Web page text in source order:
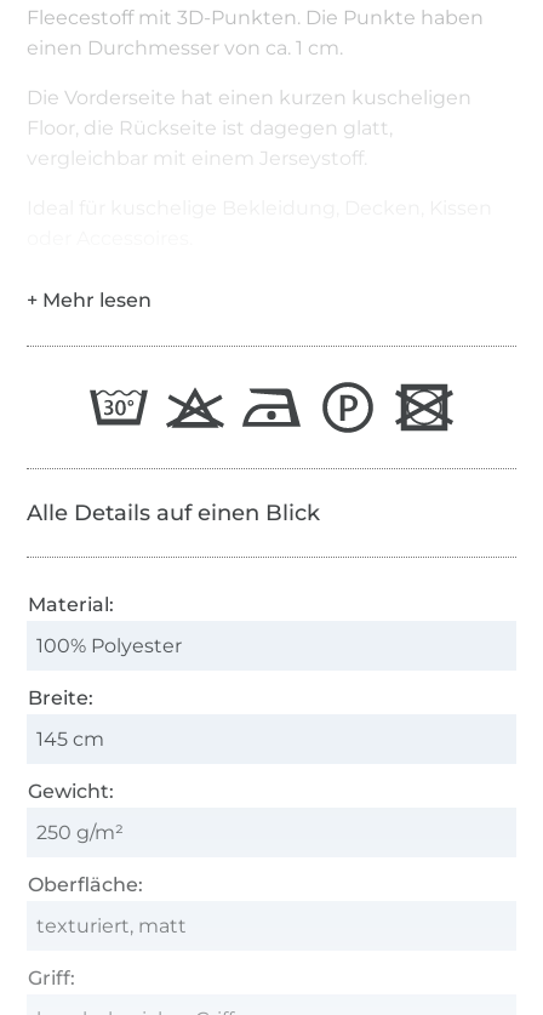
Fleecestoff mit 3D-Punkten. Die Punkte haben
einen Durchmesser von ca. 1 cm.
Die Vorderseite hat einen kurzen kuscheligen
Floor, die Rückseite ist dagegen glatt,
vergleichbar mit einem Jerseystoff.
Alle Details auf einen Blick
Material:
100% Polyester
Breite:
145 cm
Gewicht:
250 g/m²
Oberfläche:
texturiert, matt
Griff: